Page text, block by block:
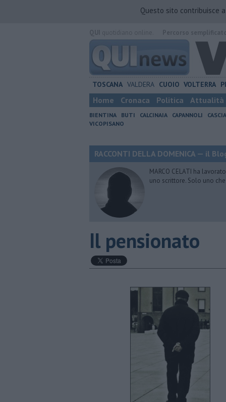
Questo sito contribuisce
TOSCANA VALDERA CUOIO VOLTERRA
Home Cronaca Politica Attualità
BIENTINA BUTI CALCINAIA CAPANNOLI
VICOPISANO
RACCONTI DELLA DOMENICA — il
MARCO CELATI ha
uno scrittore. Solo uno
Il pensionato